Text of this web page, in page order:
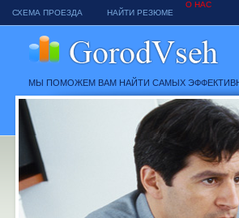
СХЕМА ПРОЕЗДА
О НАС
НАЙТИ РЕЗЮМЕ
МЫ ПОМОЖЕМ ВАМ НАЙТИ САМЫХ